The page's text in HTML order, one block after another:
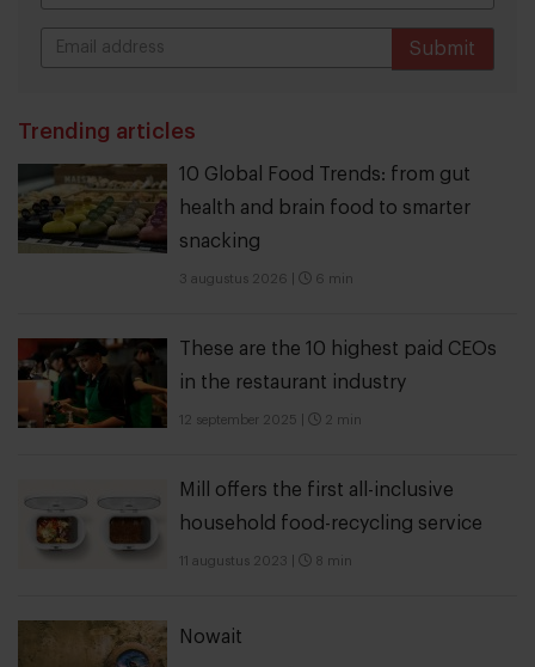
Submit
Trending articles
10 Global Food Trends: from gut
health and brain food to smarter
snacking
3 augustus 2026 6 min
These are the 10 highest paid CEOs
in the restaurant industry
12 september 2025 2 min
Mill offers the first all-inclusive
household food-recycling service
11 augustus 2023 8 min
Nowait